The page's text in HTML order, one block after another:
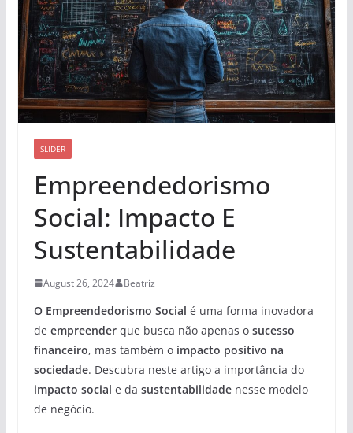
SLIDER
Empreendedorismo
Social: Impacto E
Sustentabilidade
August 26, 2024 Beatriz
O Empreendedorismo Social é uma forma inovadora
de empreenderque busca não apenas o sucesso
financeiro, mas também o impacto positivo na
sociedade. Descubra neste artigo a importância do
impacto social e da sustentabilidadenesse modelo
de negócio.